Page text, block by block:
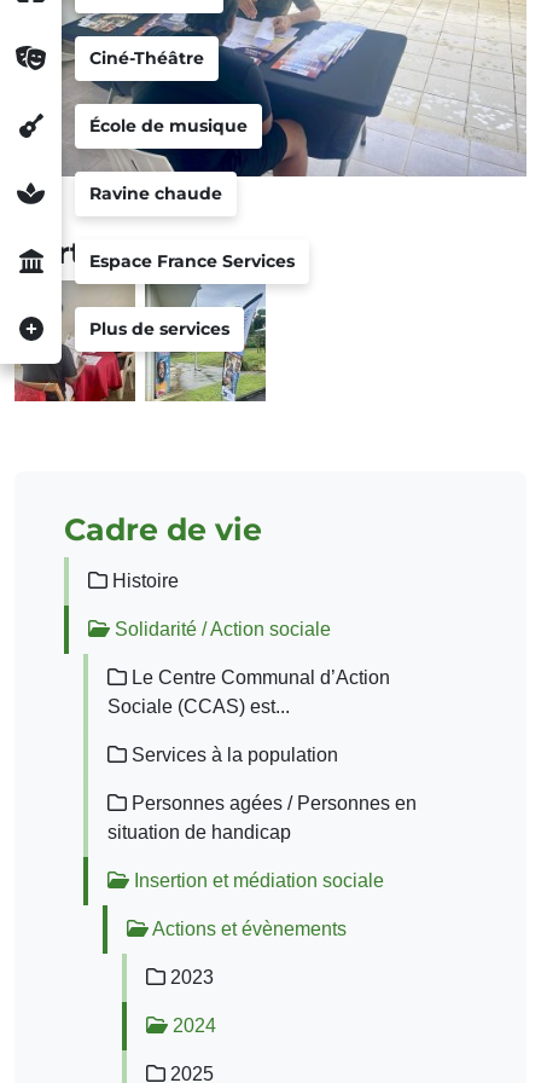
Ciné-Théâtre
École de musique
Ravine chaude
Espace France Services
Plus de services
Portfolio
Cadre de vie
Histoire
Solidarité / Action sociale
Le Centre Communal d’Action
Sociale (CCAS) est...
Services à la population
Personnes agées / Personnes en
situation de handicap
Insertion et médiation sociale
Actions et évènements
2023
2024
2025